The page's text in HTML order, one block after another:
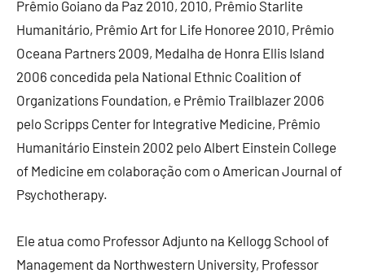
Prêmio Goiano da Paz 2010, 2010, Prêmio Starlite
Humanitário, Prêmio Art for Life Honoree 2010, Prêmio
Oceana Partners 2009, Medalha de Honra Ellis Island
2006 concedida pela National Ethnic Coalition of
Organizations Foundation, e Prêmio Trailblazer 2006
pelo Scripps Center for Integrative Medicine, Prêmio
Humanitário Einstein 2002 pelo Albert Einstein College
of Medicine em colaboração com o American Journal of
Psychotherapy.
Ele atua como Professor Adjunto na Kellogg School of
Management da Northwestern University, Professor